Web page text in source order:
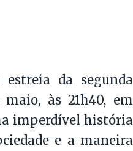
da segunda
às 21h40, em
imperdível história
e a maneira